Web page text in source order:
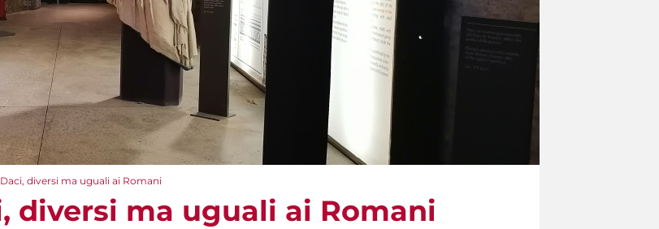
diversi ma uguali ai Romani
diversi ma uguali ai Romani